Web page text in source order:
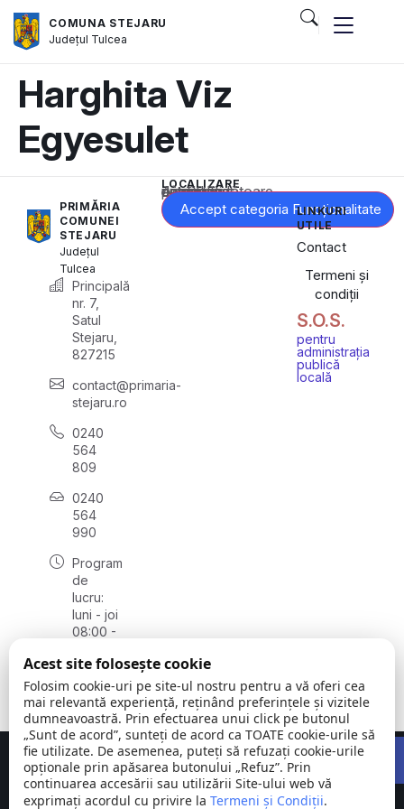
COMUNA STEJARU
Județul Tulcea
Harghita Viz
Egyesulet
PRIMĂRIA
COMUNEI
STEJARU
Județul
Tulcea
Principală
nr. 7,
Satul
Stejaru,
827215
contact@primaria-
stejaru.ro
0240
564
809
0240
564
990
Program
de
lucru:
luni - joi
08:00 -
vineri
08:00 -
14:00
LOCALIZARE
Acest conținut este blocat până când acceptați categoria corespunzătoare de cookie-uri.
Accept categoria Funcționalitate
LINKURI
UTILE
Contact
Termeni și
condiții
S.O.S.
pentru
administrația
publică
locală
Comuna © Toate
Concept realizat deBig Media Relații Publice SRL
Acest site folosește cookie
Folosim cookie-uri pe site-ul nostru pentru a vă oferi cea
mai relevantă experiență, reținând preferințele și vizitele
dumneavoastră. Prin efectuarea unui click pe butonul
„Sunt de acord”, sunteți de acord ca TOATE cookie-urile să
fie utilizate. De asemenea, puteți să refuzați cookie-urile
opționale prin apăsarea butonului „Refuz”. Prin
continuarea accesării sau utilizării Site-ului web vă
exprimați acordul cu privire la Termeni și Condiții.